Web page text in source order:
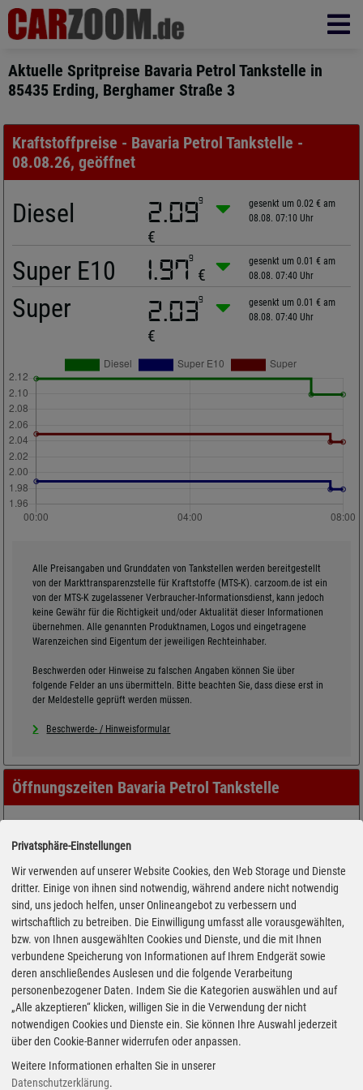
Aktuelle Spritpreise Bavaria Petrol Tankstelle in
85435 Erding, Berghamer Straße 3
Kraftstoffpreise - Bavaria Petrol Tankstelle -
08.08.26, geöffnet
Diesel 2.099
€
gesenkt um 0.02 € am
08.08. 07:10 Uhr
Super E10 1.979
€
gesenkt um 0.01 € am
08.08. 07:40 Uhr
Super 2.039
€
gesenkt um 0.01 € am
08.08. 07:40 Uhr
Alle Preisangaben und Grunddaten von Tankstellen werden bereitgestellt
von der Markttransparenzstelle für Kraftstoffe (MTS-K). carzoom.de ist ein
von der MTS-K zugelassener Verbraucher-Informationsdienst, kann jedoch
keine Gewähr für die Richtigkeit und/oder Aktualität dieser Informationen
übernehmen. Alle genannten Produktnamen, Logos und eingetragene
Warenzeichen sind Eigentum der jeweiligen Rechteinhaber.
Beschwerden oder Hinweise zu falschen Angaben können Sie über
folgende Felder an uns übermitteln. Bitte beachten Sie, dass diese erst in
der Meldestelle geprüft werden müssen.
Beschwerde- / Hinweisformular
Öffnungszeiten Bavaria Petrol Tankstelle
Privatsphäre-Einstellungen
Wir verwenden auf unserer Website Cookies, den Web Storage und Dienste
dritter. Einige von ihnen sind notwendig, während andere nicht notwendig
sind, uns jedoch helfen, unser Onlineangebot zu verbessern und
wirtschaftlich zu betreiben. Die Einwilligung umfasst alle vorausgewählten,
bzw. von Ihnen ausgewählten Cookies und Dienste, und die mit Ihnen
verbundene Speicherung von Informationen auf Ihrem Endgerät sowie
deren anschließendes Auslesen und die folgende Verarbeitung
personenbezogener Daten. Indem Sie die Kategorien auswählen und auf
„Alle akzeptieren“ klicken, willigen Sie in die Verwendung der nicht
notwendigen Cookies und Dienste ein. Sie können Ihre Auswahl jederzeit
über den Cookie-Banner widerrufen oder anpassen.
Weitere Informationen erhalten Sie in unserer
Datenschutzerklärung.